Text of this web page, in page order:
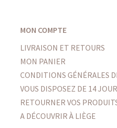
MON COMPTE
LIVRAISON ET RETOURS
MON PANIER
CONDITIONS GÉNÉRALES
VOUS DISPOSEZ DE 14
RETOURNER VOS
A DÉCOUVRIR À LIÈGE